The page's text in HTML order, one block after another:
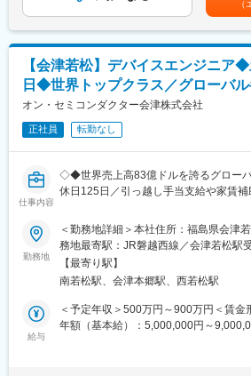
■会社・求人の魅力：
・当社は半世紀を超えてる長い歴史を
工、メッキ処理まで、一貫した部品加
に、300tのプレス機を海外にも導入し
品の生産が可能な点も強みです。現在
グローバルな顧客のニーズにも十分応
す。
・主要顧客はキヤノン・京セラ・クラ
け企業等、大手関連企業との取引実績が
・「お祝い金制度」が充実しており、
変更の範囲：会社の定める業務
【財務会計】
・単体月次・年次決算に関する仕訳伝
試算表の管理等のサポート
・SAP（単体会計）及び親会社法目目
計）のメンテナンス業務サポート
・USSOX及び日本基準の会計監査への
【その他】
・経理関連プロジェクトへの参加
■フレキシブルな働き方：
方が可能です。12月決算のため期末は
間の月平均残業は10時間に満たない程
■当社特徴：
「Marantz(マランツ)」などをまとめる
ーバル音響機器メーカーです。日本と
【会津若松】デバイスエンジニア
日◆世界トップクラス／グローバ
オン・セミコンダクター会津株式会社
正社員 転勤なし
仕事内容
◇◆世界売上高83億ドルを誇るグロー
休日125日／引っ越し手当支給や家賃
■募集背景：
現在AI関連を中心としたパワーデバイ
更なる工場生産性の向上が急務となって
デバイス技術／プロセスインテグレー
新規テクノロジーの立ち上げ、新製品
留まり／品質改善、プロセス条件の最
ル対応等、幅広い業務に対応できる人
勤務地
＜勤務地詳細＞本社住所：福島県会津
務地最寄駅：JR磐越西線／会津若松駅
煙変更の範囲：会社の定める事業所
【最寄り駅】
南若松駅、会津本郷駅、西若松駅
給与
＜予定年収＞500万円～900万円＜賃金
年額（基本給）：5,000,000円～